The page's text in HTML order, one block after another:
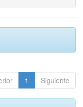
1 Siguiente